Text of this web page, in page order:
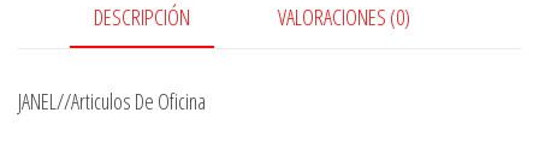
DESCRIPCIÓN VALORACIONES (0)
JANEL//Articulos De Oficina